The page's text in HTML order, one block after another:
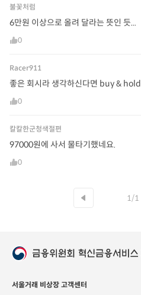
불꽃처럼
6만원 이상으로 올려 달라는 뜻인 듯...
0
Racer911
좋은 회시라 생각하신다면 buy & hold
0
칼칼한군청색절편
97000원에 사서 물타기했네요.
0
1/1
서울거래 비상장 고객센터